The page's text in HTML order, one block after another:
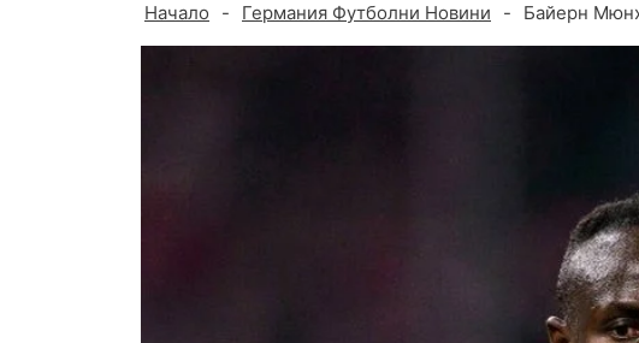
Начало - Германия Футболни Новини - Байерн